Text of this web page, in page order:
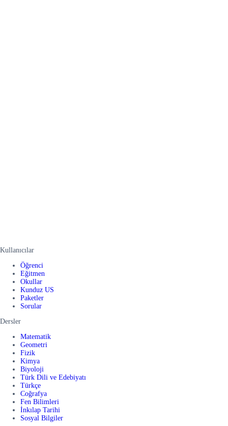
Kullanıcılar
Öğrenci
Eğitmen
Okullar
Kunduz US
Paketler
Sorular
Dersler
Matematik
Geometri
Fizik
Kimya
Biyoloji
Türk Dili ve Edebiyatı
Türkçe
Coğrafya
Fen Bilimleri
İnkılap Tarihi
Sosyal Bilgiler